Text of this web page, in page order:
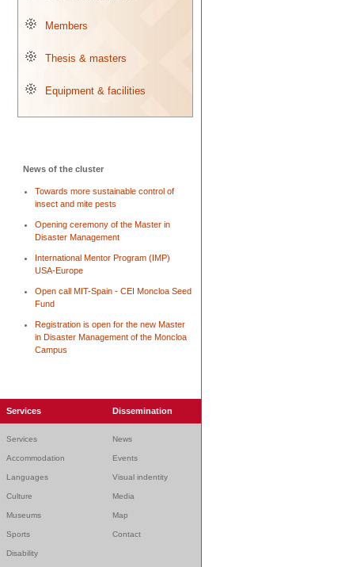
Members
Thesis & masters
Equipment & facilities
News of the cluster
Towards more sustainable control of
insect and mite pests
Opening ceremony of the Master in
Disaster Management
International Mentor Program (IMP)
USA-Europe
Open call MIT-Spain - CEI Moncloa Seed
Fund
Registration is open for the new Master
in Disaster Management of the Moncloa
Campus
Services Dissemination
Services News
Accommodation Events
Languages Visual indentity
Culture Media
Museums Map
Sports Contact
Disability